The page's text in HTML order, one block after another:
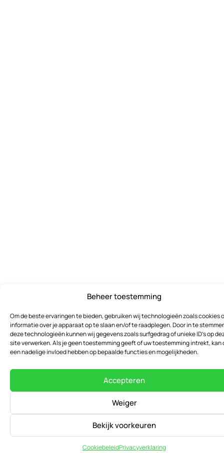
Beheer toestemming
Om de beste ervaringen te bieden, gebruiken wij technologieën zoals cookies
informatie over je apparaat op te slaan en/of te raadplegen. Door in te
deze technologieën kunnen wij gegevens zoals surfgedrag of unieke ID's op
site verwerken. Als je geen toestemming geeft of uw toestemming intrekt, kan
een nadelige invloed hebben op bepaalde functies en mogelijkheden.
Accepteren
Weiger
Bekijk voorkeuren
CookiebeleidPrivacyverklaring